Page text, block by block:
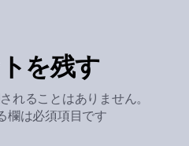
を残す
れることはありません。
欄は必須項目です